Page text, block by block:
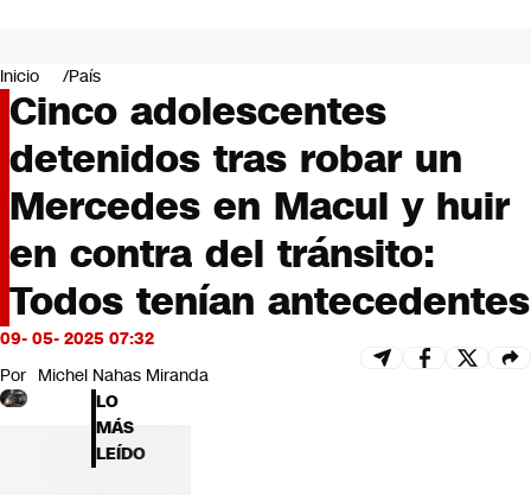
Negocios
Deportes
Programas completos
Cultura
Servicios
Bits
CNN tiempo
Futuro 360
Opinión
Inicio País
Cinco adolescentes
detenidos tras robar un
Mercedes en Macul y huir
en contra del tránsito:
Todos tenían antecedentes
09- 05- 2025 07:32
Por Michel Nahas Miranda
LO
MÁS
LEÍDO